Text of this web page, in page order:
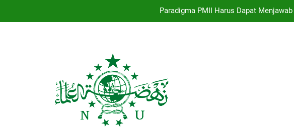
Paradigma PMII Harus Dapat
Strategi Pengembangan PMII dan Penguatan Ideologi ASWAJA di
Paradigma PMII Harus Dapat Menjawab
Kepala MI Sirojut Tholibin Rengaspendawa : Wujudkan